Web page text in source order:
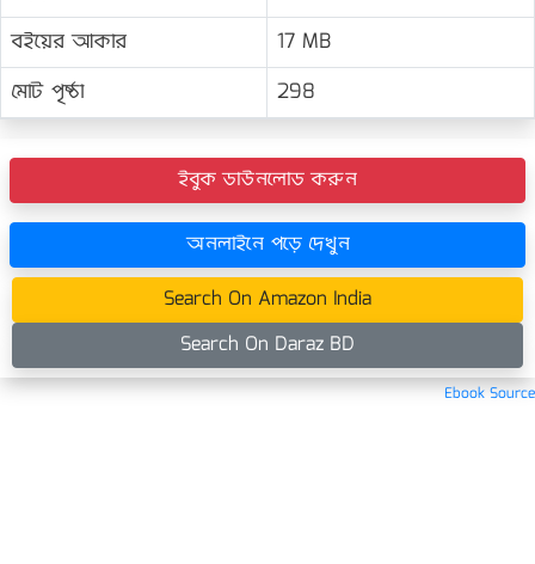
বইয়ের আকার
17 MB
মোট পৃষ্ঠা
298
ইবুক ডাউনলোড করুন
অনলাইনে পড়ে দেখুন
Search On Amazon India
Search On Daraz BD
Ebook Source